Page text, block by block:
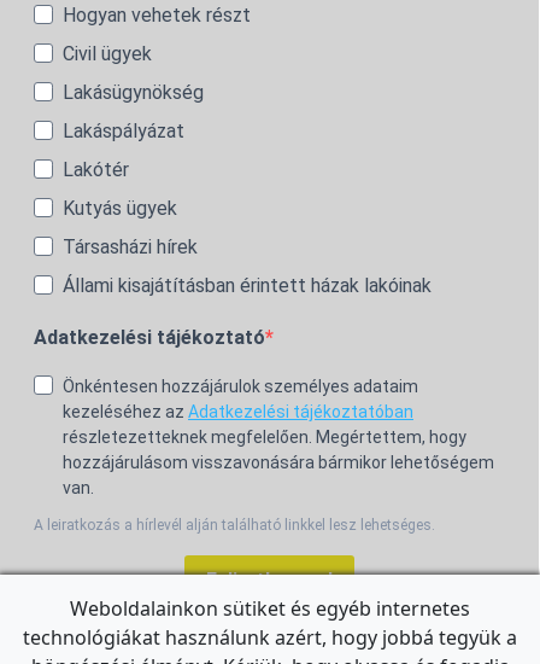
Hogyan vehetek részt
Civil ügyek
Lakásügynökség
Lakáspályázat
Lakótér
Kutyás ügyek
Társasházi hírek
Állami kisajátításban érintett házak lakóinak
Adatkezelési tájékoztató
Önkéntesen hozzájárulok személyes adataim
kezeléséhez az Adatkezelési tájékoztatóban
részletezetteknek megfelelően. Megértettem, hogy
hozzájárulásom visszavonására bármikor lehetőségem
van.
A leiratkozás a hírlevél alján található linkkel lesz lehetséges.
Feliratkozom!
Weboldalainkon sütiket és egyéb internetes
technológiákat használunk azért, hogy jobbá tegyük a